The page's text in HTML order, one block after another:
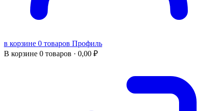
в корзине 0 товаров Профиль
В корзине 0 товаров · 0,00 ₽